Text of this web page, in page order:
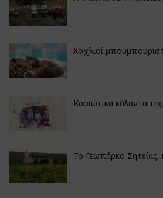
Χοχλιοί
Κασιώτικα κάλαντα
Το Γεωπάρκο Σητείας,